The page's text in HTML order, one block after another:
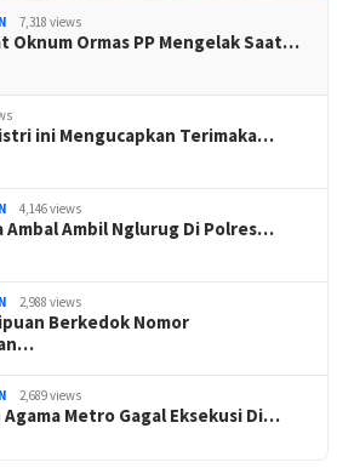
7,318 views
Oknum Ormas PP Mengelak Saat…
ini Mengucapkan Terimaka…
4,146 views
Ambal Ambil Nglurug Di Polres…
2,988 views
Berkedok Nomor
2,689 views
Metro Gagal Eksekusi Di…